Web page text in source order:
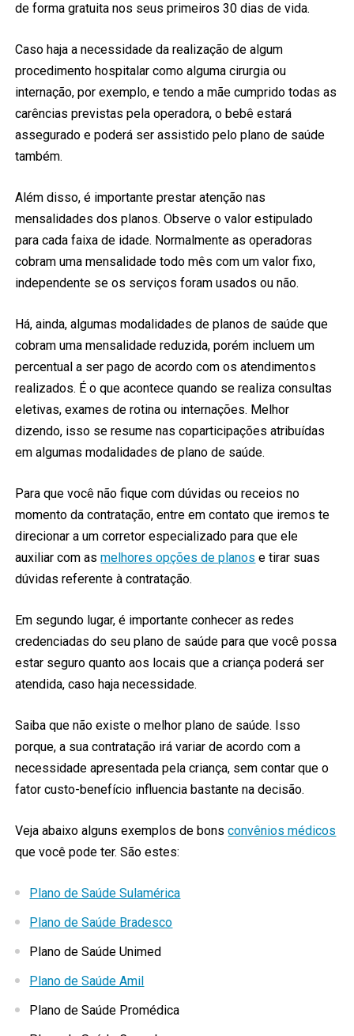
de forma gratuita nos seus primeiros 30 dias de vida.
Caso haja a necessidade da realização de algum
procedimento hospitalar como alguma cirurgia ou
internação, por exemplo, e tendo a mãe cumprido todas as
carências previstas pela operadora, o bebê estará
assegurado e poderá ser assistido pelo plano de saúde
também.
Além disso, é importante prestar atenção nas
mensalidades dos planos. Observe o valor estipulado
para cada faixa de idade. Normalmente as operadoras
cobram uma mensalidade todo mês com um valor fixo,
independente se os serviços foram usados ou não.
Há, ainda, algumas modalidades de planos de saúde que
cobram uma mensalidade reduzida, porém incluem um
percentual a ser pago de acordo com os atendimentos
realizados. É o que acontece quando se realiza consultas
eletivas, exames de rotina ou internações. Melhor
dizendo, isso se resume nas coparticipações atribuídas
em algumas modalidades de plano de saúde.
Para que você não fique com dúvidas ou receios no
momento da contratação, entre em contato que iremos te
direcionar a um corretor especializado para que ele
auxiliar com asmelhores opções de planos e tirar suas
dúvidas referente à contratação.
Em segundo lugar, é importante conhecer as redes
credenciadas do seu plano de saúde para que você possa
estar seguro quanto aos locais que a criança poderá ser
atendida, caso haja necessidade.
Saiba que não existe o melhor plano de saúde. Isso
porque, a sua contratação irá variar de acordo com a
necessidade apresentada pela criança, sem contar que o
fator custo-benefício influencia bastante na decisão.
Veja abaixo alguns exemplos de bonsconvênios médicos
que você pode ter. São estes:
Plano de Saúde Sulamérica
Plano de Saúde Bradesco
Plano de Saúde Unimed
Plano de Saúde Amil
Plano de Saúde Promédica